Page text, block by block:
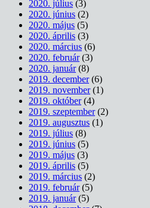
2020. július (3)
2020. június (2)
2020. május (5)
2020. április (3)
2020. március (6)
2020. február(3)
2020. január(8)
2019. december(6)
2019. november(1)
2019. október(4)
2019. szeptember(2)
2019. augusztus (1)
2019. július (8)
2019. június (5)
2019. május (3)
2019. április (5)
2019. március (2)
2019. február(5)
2019. január(5)